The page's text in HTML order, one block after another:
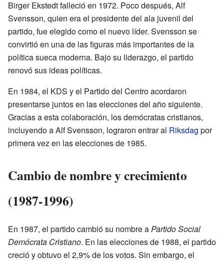
Birger Ekstedt falleció en 1972. Poco después, Alf
Svensson, quien era el presidente del ala juvenil del
partido, fue elegido como el nuevo líder. Svensson se
convirtió en una de las figuras más importantes de la
política sueca moderna. Bajo su liderazgo, el partido
renovó sus ideas políticas.
En 1984, el KDS y el Partido del Centro acordaron
presentarse juntos en las elecciones del año siguiente.
Gracias a esta colaboración, los demócratas cristianos,
incluyendo a Alf Svensson, lograron entrar al Riksdag por
primera vez en las elecciones de 1985.
Cambio de nombre y crecimiento
(1987-1996)
En 1987, el partido cambió su nombre aPartido Social
Demócrata Cristiano. En las elecciones de 1988, el partido
creció y obtuvo el 2,9% de los votos. Sin embargo, el